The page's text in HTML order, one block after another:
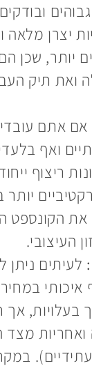
יצרן
יותר, שכן
ואת תיק
אם אתם
ואף
ריצוף
הקונספט
העיצובי.
לעיתים ניתן
אך
ואחריות